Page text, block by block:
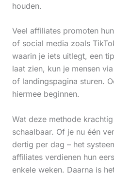
houden.
Veel affiliates promoten
of social media zoals
waarin je iets uitlegt, een
laat zien, kun je mensen
of landingspagina sturen.
hiermee beginnen.
Wat deze methode
schaalbaar. Of je nu één
dertig per dag – het
affiliates verdienen hun
enkele weken. Daarna is